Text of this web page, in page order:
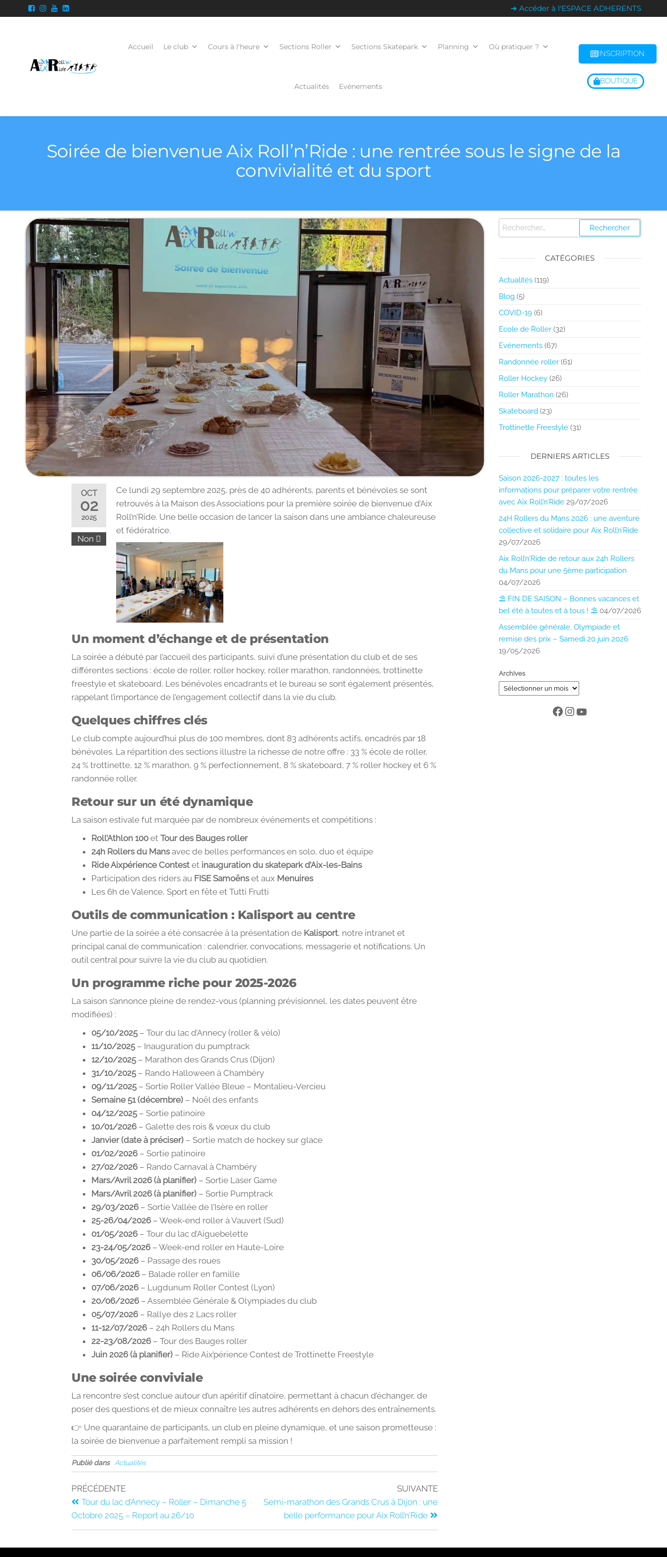
➔ Accéder à l'ESPACE ADHERENTS
Accueil Le club Cours à l'heure Sections Roller Sections Skatepark Planning Où pratiquer ?
Actualités Evénements
INSCRIPTION
BOUTIQUE
Soirée de bienvenue Aix Roll’n’Ride : une rentrée sous le signe de la
convivialité et du sport
OCT
02
2025
Non
Ce lundi 29 septembre 2025, près de 40 adhérents, parents et bénévoles se sont
retrouvés à la Maison des Associations pour la première soirée de bienvenue d’Aix
Roll’n’Ride. Une belle occasion de lancer la saison dans une ambiance chaleureuse
et fédératrice.
Un moment d’échange et de présentation
La soirée a débuté par l’accueil des participants, suivi d’une présentation du club et de ses
différentes sections : école de roller, roller hockey, roller marathon, randonnées, trottinette
freestyle et skateboard. Les bénévoles encadrants et le bureau se sont également présentés,
rappelant l’importance de l’engagement collectif dans la vie du club.
Quelques chiffres clés
Le club compte aujourd’hui plus de 100 membres, dont 83 adhérents actifs, encadrés par 18
bénévoles. La répartition des sections illustre la richesse de notre offre : 33 % école de roller,
24 % trottinette, 12 % marathon, 9 % perfectionnement, 8 % skateboard, 7 % roller hockey et 6 %
randonnée roller.
Retour sur un été dynamique
La saison estivale fut marquée par de nombreux événements et compétitions :
Roll’Athlon 100 etTour des Bauges roller
24h Rollers du Mansavec de belles performances en solo, duo et équipe
Ride Aixpérience Contest et inauguration du skatepark d’Aix-les-Bains
Participation des riders au FISE Samoënset aux Menuires
Les 6h de Valence, Sport en fête et Tutti Frutti
Outils de communication : Kalisport au centre
Une partie de la soirée a été consacrée à la présentation de Kalisport, notre intranet et
principal canal de communication : calendrier, convocations, messagerie et notifications. Un
outil central pour suivre la vie du club au quotidien.
Un programme riche pour 2025-2026
La saison s’annonce pleine de rendez-vous (planning prévisionnel, les dates peuvent être
modifiées) :
05/10/2025– Tour du lac d’Annecy (roller & vélo)
11/10/2025– Inauguration du pumptrack
12/10/2025– Marathon des Grands Crus (Dijon)
31/10/2025– Rando Halloween à Chambéry
09/11/2025– Sortie Roller Vallée Bleue – Montalieu-Vercieu
Semaine 51 (décembre) – Noël des enfants
04/12/2025– Sortie patinoire
10/01/2026 – Galette des rois & vœux du club
Janvier (date à préciser) – Sortie match de hockey sur glace
01/02/2026 – Sortie patinoire
27/02/2026 – Rando Carnaval à Chambéry
Mars/Avril 2026 (à planifier) – Sortie Laser Game
Mars/Avril 2026 (à planifier) – Sortie Pumptrack
29/03/2026 – Sortie Vallée de l’Isère en roller
25-26/04/2026 – Week-end roller à Vauvert (Sud)
01/05/2026 – Tour du lac d’Aiguebelette
23-24/05/2026 – Week-end roller en Haute-Loire
30/05/2026 – Passage des roues
06/06/2026 – Balade roller en famille
07/06/2026 – Lugdunum Roller Contest (Lyon)
20/06/2026 – Assemblée Générale & Olympiades du club
05/07/2026 – Rallye des 2 Lacs roller
11-12/07/2026 – 24h Rollers du Mans
22-23/08/2026 – Tour des Bauges roller
Juin 2026 (à planifier) – Ride Aix’périence Contest de Trottinette Freestyle
Une soirée conviviale
La rencontre s’est conclue autour d’un apéritif dînatoire, permettant à chacun d’échanger, de
poser des questions et de mieux connaître les autres adhérents en dehors des entraînements.
👉 Une quarantaine de participants, un club en pleine dynamique, et une saison prometteuse :
la soirée de bienvenue a parfaitement rempli sa mission !
Publié dans Actualités
PRÉCÉDENTE
Tour du lac d’Annecy – Roller – Dimanche 5
Octobre 2025 – Report au 26/10
SUIVANTE
Semi-marathon des Grands Crus à Dijon : une
belle performance pour Aix Roll’n’Ride
CATÉGORIES
Actualités(119)
Blog(5)
COVID-19(6)
Ecole de Roller(32)
Evénements(67)
Randonnée roller(61)
Roller Hockey(26)
Roller Marathon (26)
Skateboard(23)
Trottinette Freestyle(31)
DERNIERS ARTICLES
Saison 2026-2027 : toutes les
informations pour préparer votre rentrée
avec Aix Roll’n’Ride 29/07/2026
24H Rollers du Mans 2026 : une aventure
collective et solidaire pour Aix Roll’n’Ride
29/07/2026
Aix Roll’n’Ride de retour aux 24h Rollers
du Mans pour une 5ème participation
04/07/2026
⛱️ FIN DE SAISON – Bonnes vacances et
bel été à toutes et à tous ! ⛱️ 04/07/2026
Assemblée générale, Olympiade et
remise des prix – Samedi 20 juin 2026
19/05/2026
Archives